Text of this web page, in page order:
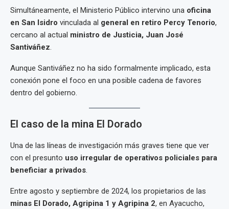
Simultáneamente, el Ministerio Público intervino una oficina
en San Isidro vinculada al general en retiro Percy Tenorio,
cercano al actual ministro de Justicia, Juan José
Santiváñez.
Aunque Santiváñez no ha sido formalmente implicado, esta
conexión pone el foco en una posible cadena de favores
dentro del gobierno.
El caso de la mina El Dorado
Una de las líneas de investigación más graves tiene que ver
con el presunto uso irregular de operativos policiales para
beneficiar a privados.
Entre agosto y septiembre de 2024, los propietarios de las
minas El Dorado, Agripina 1 y Agripina 2, en Ayacucho,